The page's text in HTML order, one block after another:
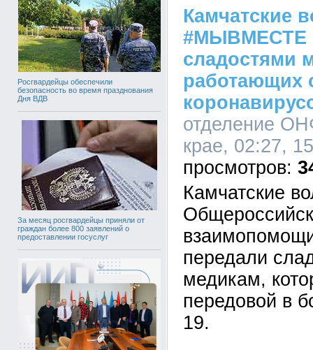
Росгвардейцы обеспечили
безопасность во время празднования
Дня ВДВ
За месяц росгвардейцы приняли от
граждан более 800 заявлений о
предоставлении госуслуг
Камчатские
#МЫВМЕСТЕ
сладостями
работающих
отделение
крае, 02:27,
Камчатские
передали
медикам,
передовой в
19.